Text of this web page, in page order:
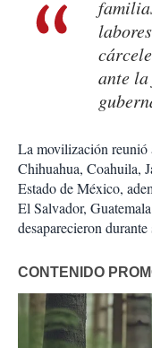
ante
La movilización reunió
Chihuahua, Coahuila,
Estado de México,
El Salvador,
desaparecieron